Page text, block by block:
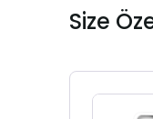
Size